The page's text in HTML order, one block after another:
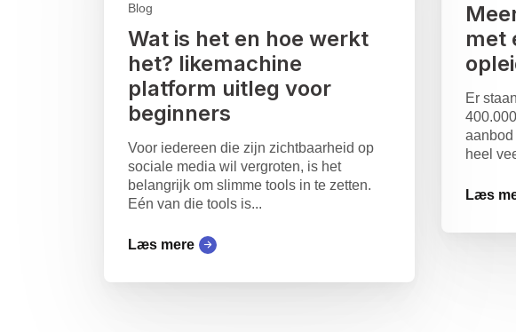
met
Er
heel
Læs
Blog
Wat is het en hoe werkt
het? likemachine
platform uitleg voor
beginners
Voor iedereen die zijn zichtbaarheid op
sociale media wil vergroten, is het
belangrijk om slimme tools in te zetten.
Eén van die tools is...
Læs mere